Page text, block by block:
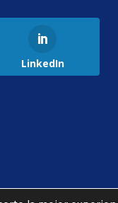
LinkedIn